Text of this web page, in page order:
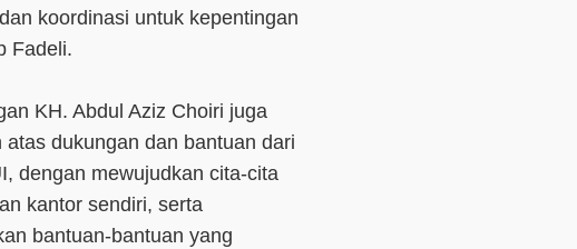
koordinasi untuk kepentingan
Fadeli.
KH. Abdul Aziz Choiri juga
dukungan dan bantuan dari
dengan mewujudkan cita-cita
kantor sendiri, serta
bantuan-bantuan yang